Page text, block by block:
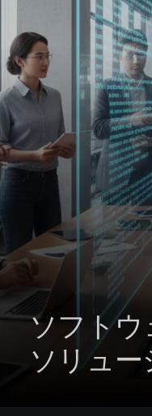
ソフトウ
ソリュー